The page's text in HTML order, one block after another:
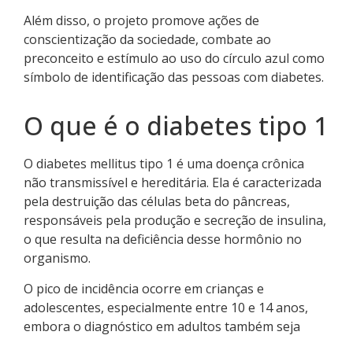
Além disso, o projeto promove ações de
conscientização da sociedade, combate ao
preconceito e estímulo ao uso do círculo azul como
símbolo de identificação das pessoas com diabetes.
O que é o diabetes tipo 1
O diabetes mellitus tipo 1 é uma doença crônica
não transmissível e hereditária. Ela é caracterizada
pela destruição das células beta do pâncreas,
responsáveis pela produção e secreção de insulina,
o que resulta na deficiência desse hormônio no
organismo.
O pico de incidência ocorre em crianças e
adolescentes, especialmente entre 10 e 14 anos,
embora o diagnóstico em adultos também seja